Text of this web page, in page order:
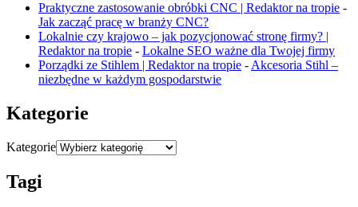
Praktyczne zastosowanie obróbki CNC | Redaktor na tropie -
Jak zacząć pracę w branży CNC?
Lokalnie czy krajowo – jak pozycjonować stronę firmy? |
Redaktor na tropie - Lokalne SEO ważne dla Twojej firmy
Porządki ze Stihlem | Redaktor na tropie - Akcesoria Stihl –
niezbędne w każdym gospodarstwie
Kategorie
Kategorie
Tagi